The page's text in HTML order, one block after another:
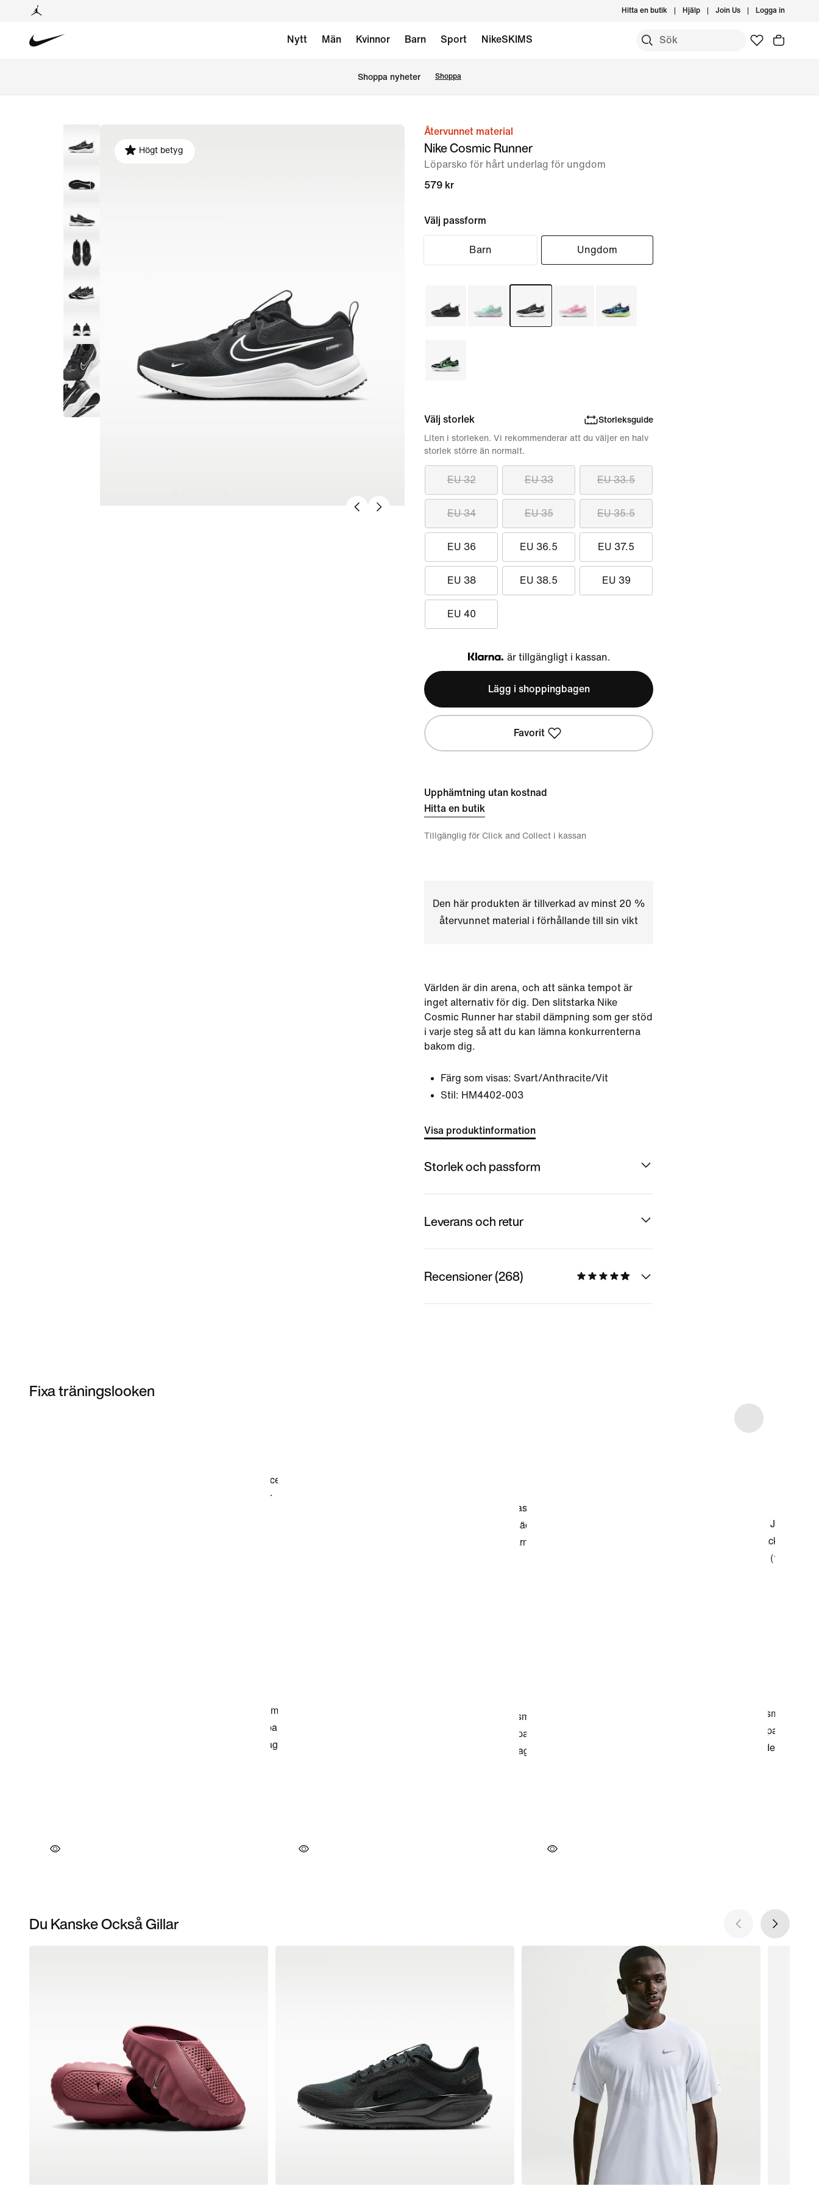
Hitta en butik Hjälp Join Us Logga in
Nytt Män Kvinnor Barn Sport NikeSKIMS
Shoppa nyheter Shoppa
Högt betyg
Återvunnet material
Nike Cosmic Runner
Löparsko för hårt underlag för ungdom
579 kr
Välj passform
Barn Ungdom
Välj storlek Storleksguide
EU 32 EU 33 EU 33.5
EU 34 EU 35 EU 35.5
EU 36 EU 36.5 EU 37.5
EU 38 EU 38.5 EU 39
EU 40
Liten i storleken. Vi rekommenderar att du väljer en halv
storlek större än normalt.
Klarna
är tillgängligt i kassan.
Lägg i shoppingbagen
Favorit
Upphämtning utan kostnad
Hitta en butik
Tillgänglig för Click and Collect i kassan
Den här produkten är tillverkad av minst 20 %
återvunnet material i förhållande till sin vikt
Världen är din arena, och att sänka tempot är
inget alternativ för dig. Den slitstarka Nike
Cosmic Runner har stabil dämpning som ger stöd
i varje steg så att du kan lämna konkurrenterna
bakom dig.
Färg som visas: Svart/Anthracite/Vit
Stil: HM4402-003
Visa produktinformation
Storlek och passform
Leverans och retur
Recensioner (268)
Fixa träningslooken
Du Kanske Också Gillar